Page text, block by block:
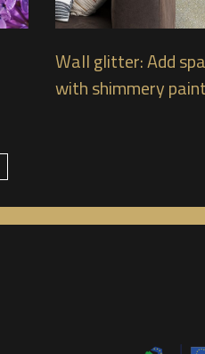
Wall glitter: Add
with shimmery